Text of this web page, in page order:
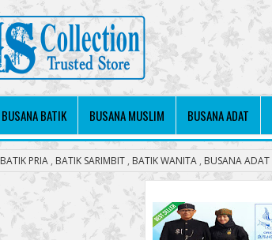
BUSANA BATIK BUSANA MUSLIM BUSANA ADAT
BATIK PRIA , BATIK SARIMBIT , BATIK WANITA , BUSANA ADAT